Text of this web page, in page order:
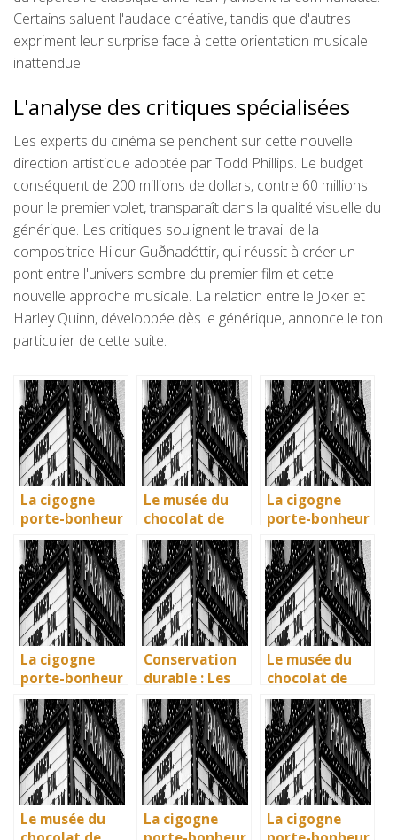
Certains saluent l'audace créative, tandis que d'autres
expriment leur surprise face à cette orientation musicale
inattendue.
L'analyse des critiques spécialisées
Les experts du cinéma se penchent sur cette nouvelle
direction artistique adoptée par Todd Phillips. Le budget
conséquent de 200 millions de dollars, contre 60 millions
pour le premier volet, transparaît dans la qualité visuelle du
générique. Les critiques soulignent le travail de la
compositrice Hildur Guðnadóttir, qui réussit à créer un
pont entre l'univers sombre du premier film et cette
nouvelle approche musicale. La relation entre le Joker et
Harley Quinn, développée dès le générique, annonce le ton
particulier de cette suite.
La cigogne
porte-bonheur
: que dit la
légende ? Son
influence dans
la littérature
enfantine
Le musée du
chocolat de
Bayonne : la
mémoire
vivante des
artisans
basques
La cigogne
porte-bonheur
: que dit la
légende ? Son
influence dans
la littérature
enfantine
La cigogne
porte-bonheur
: que dit la
légende ? Son
influence dans
la littérature
enfantine
Conservation
durable : Les
nouvelles
méthodes
écologiques du
British
Museum
Le musée du
chocolat de
Bayonne : la
mémoire
vivante des
artisans
basques
Le musée du
La cigogne
La cigogne